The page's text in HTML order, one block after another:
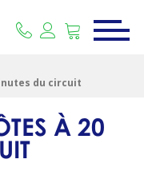
du circuit
À 20